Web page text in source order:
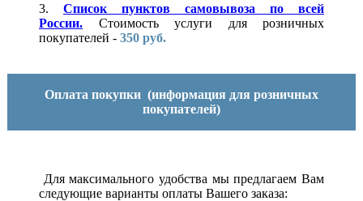
3. Список пунктов самовывоза по всей
России.
Стоимость услуги для розничных
покупателей - 350 руб.
Оплата покупки (информация для розничных
покупателей)
Для максимального удобства мы предлагаем Вам
следующие варианты оплаты Вашего заказа: